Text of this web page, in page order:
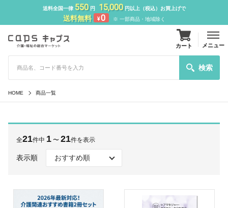
送料全国一律 550円 15,000円以上（税込）お買上げで
送料無料 ¥0 ※ 一部商品・地域除く
検索
カート メニュー
HOME 商品一覧
全21件中 1 〜 21件を表示
表示順